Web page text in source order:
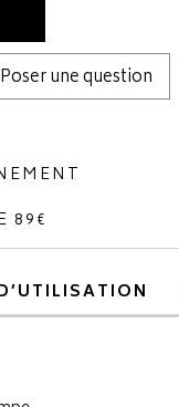
Poser une question
89€